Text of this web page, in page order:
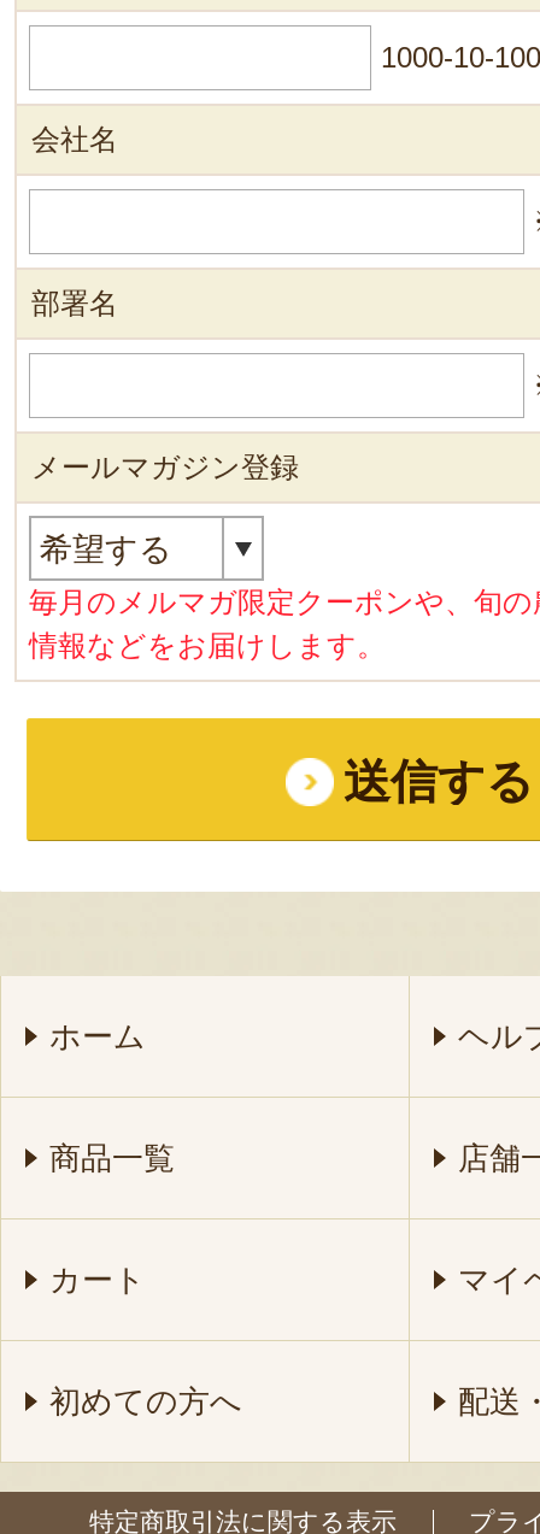
1000-10-
会社名
部署名
メールマガジン登録
毎月のメルマガ限定クーポンや、旬
情報などをお届けします。
ホーム ヘル
商品一覧 店舗
カート マイ
初めての方へ 配送
特定商取引法に関する表示 プラ